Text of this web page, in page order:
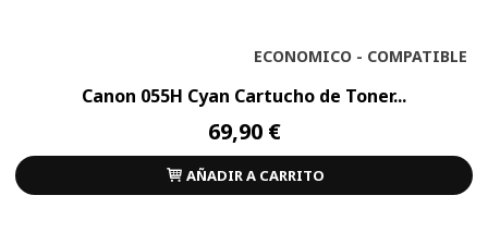
ECONOMICO - COMPATIBLE
Canon 055H Cyan Cartucho de Toner...
69,90 €
AÑADIR A CARRITO